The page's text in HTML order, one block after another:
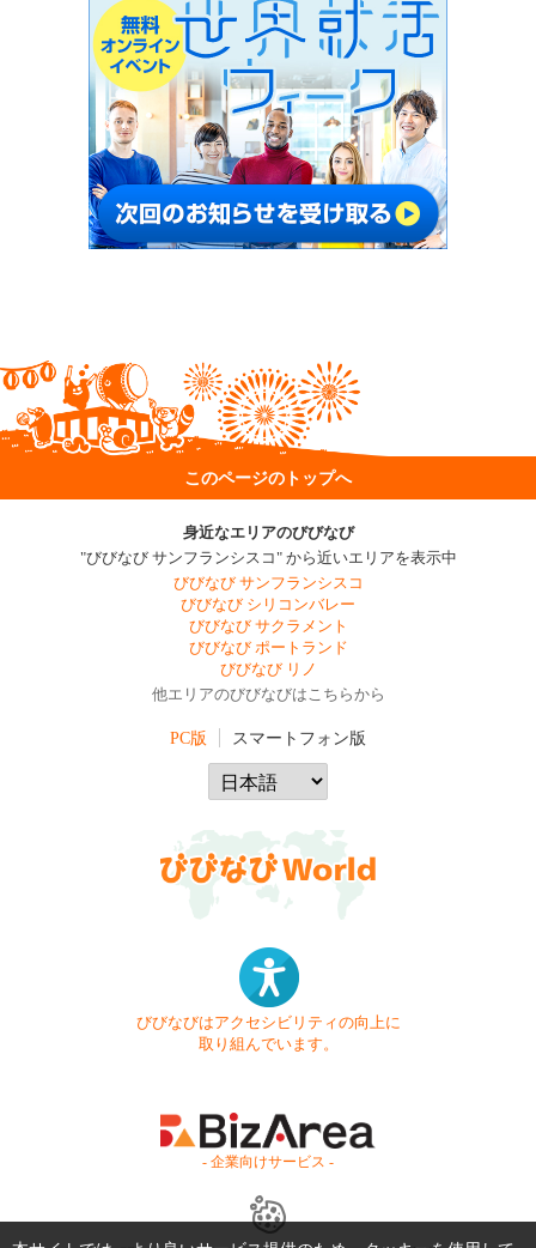
このページのトップへ
身近なエリアのびびなび
"びびなび サンフランシスコ" から近いエリアを表示中
びびなび サンフランシスコ
びびなび シリコンバレー
びびなび サクラメント
びびなび ポートランド
びびなび リノ
他エリアのびびなびはこちらから
PC版 スマートフォン版
びびなびはアクセシビリティの向上に
取り組んでいます。
- 企業向けサービス -